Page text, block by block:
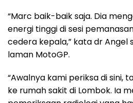
“Marc baik-baik saja. Dia
energi tinggi di sesi
cedera kepala,” kata dr Angel
laman MotoGP.
“Awalnya kami periksa di sini,
ke rumah sakit di Lombok. Ia